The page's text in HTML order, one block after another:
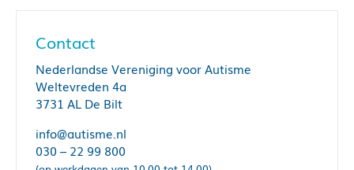
Contact
Nederlandse Vereniging voor Autisme
Weltevreden 4a
3731 AL De Bilt
info@autisme.nl
030 – 22 99 800